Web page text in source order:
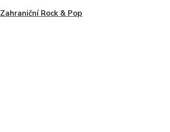
Zahraniční Rock & Pop